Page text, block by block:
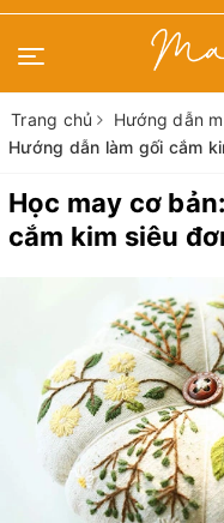
Trang chủ Hướng dẫn
Hướng dẫn làm gối cắm
Học may cơ
cắm kim siêu